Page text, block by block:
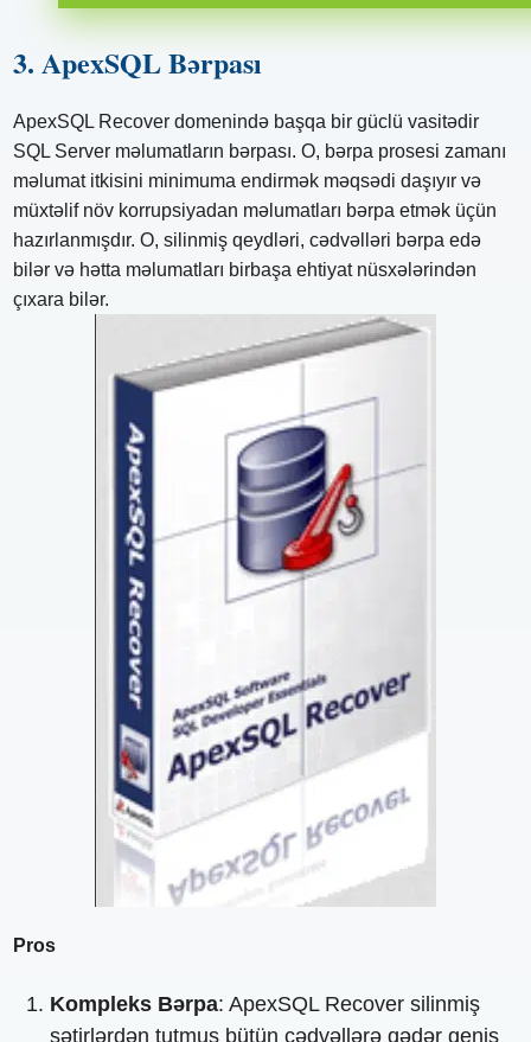
3. ApexSQL Bərpası
ApexSQL Recover domenində başqa bir güclü vasitədir
SQL Server məlumatların bərpası. O, bərpa prosesi zamanı
məlumat itkisini minimuma endirmək məqsədi daşıyır və
müxtəlif növ korrupsiyadan məlumatları bərpa etmək üçün
hazırlanmışdır. O, silinmiş qeydləri, cədvəlləri bərpa edə
bilər və hətta məlumatları birbaşa ehtiyat nüsxələrindən
çıxara bilər.
Pros
Kompleks Bərpa: ApexSQL Recover silinmiş
sətirlərdən tutmuş bütün cədvəllərə qədər geniş